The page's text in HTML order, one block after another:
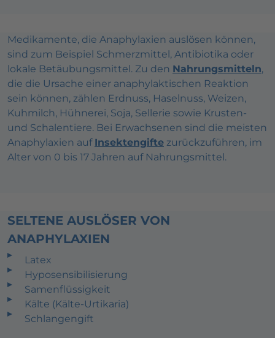
Medikamente, die Anaphylaxien auslösen können,
sind zum Beispiel Schmerzmittel, Antibiotika oder
lokale Betäubungsmittel. Zu den Nahrungsmitteln,
die die Ursache einer anaphylaktischen Reaktion
sein können, zählen Erdnuss, Haselnuss, Weizen,
Kuhmilch, Hühnerei, Soja, Sellerie sowie Krusten-
und Schalentiere. Bei Erwachsenen sind die meisten
Anaphylaxien auf Insektengifte zurückzuführen, im
Alter von 0 bis 17 Jahren auf Nahrungsmittel.
SELTENE AUSLÖSER VON
ANAPHYLAXIEN
Latex
Hyposensibilisierung
Samenflüssigkeit
Kälte (Kälte-Urtikaria)
Schlangengift